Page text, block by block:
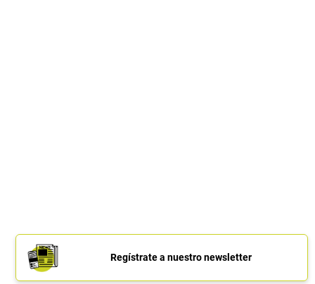
Regístrate a nuestro newsletter